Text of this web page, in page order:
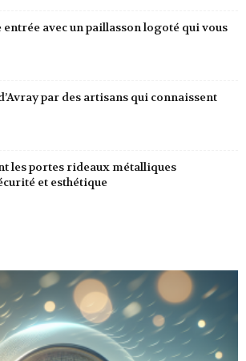
avec un paillasson logoté qui vous
par des artisans qui connaissent
les portes rideaux métalliques
et esthétique